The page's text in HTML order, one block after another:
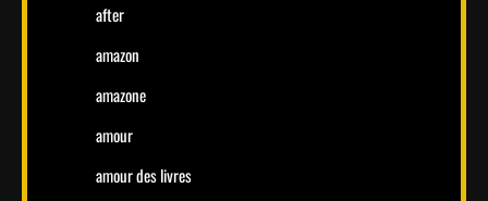
after
amazon
amazone
amour
amour des livres